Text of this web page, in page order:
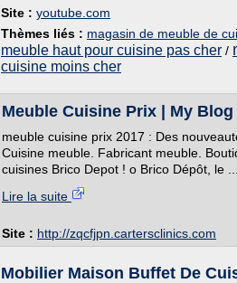
Site : youtube.com
Thèmes liés : magasin de meuble de
meuble haut pour cuisine pas cher /
cuisine moins cher
Meuble Cuisine Prix | My
meuble cuisine prix 2017 : Des
Cuisine meuble. Fabricant meuble.
cuisines Brico Depot ! o Brico Dépôt, le ...
Lire la suite
Site : http://zqcfjpn.cartersclinics.com
Mobilier Maison Buffet De